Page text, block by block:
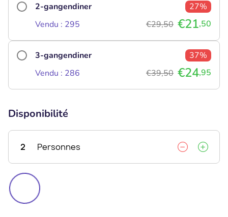
2-gangendiner
27%
Vendu : 295
€29,50 €21,50
3-gangendiner
37%
Vendu : 286
€39,50 €24,95
Disponibilité
2 Personnes